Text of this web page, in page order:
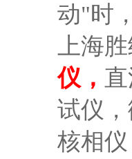
动"时
上海
仪，
试仪
核相